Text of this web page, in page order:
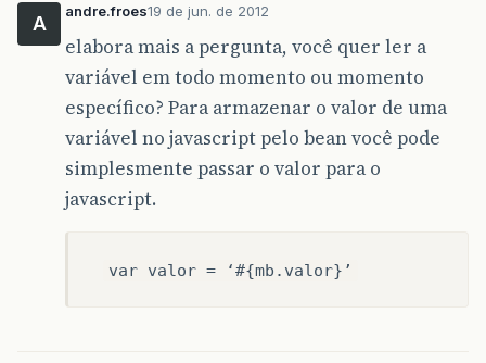
A
andre.froes19 de jun. de 2012
elabora mais a pergunta, você quer ler a
variável em todo momento ou momento
específico? Para armazenar o valor de uma
variável no javascript pelo bean você pode
simplesmente passar o valor para o
javascript.
var valor = ‘#{mb.valor}’